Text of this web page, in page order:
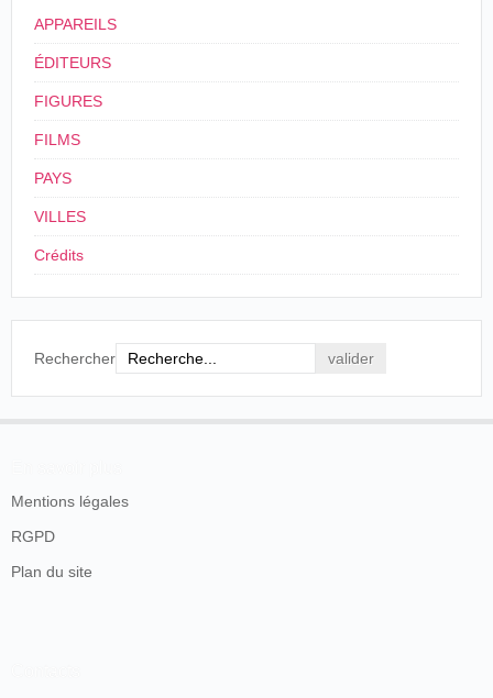
APPAREILS
ÉDITEURS
FIGURES
FILMS
PAYS
VILLES
Crédits
Rechercher
Mentions légales
RGPD
Plan du site